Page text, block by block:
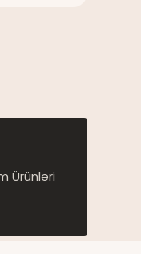
Ürünleri